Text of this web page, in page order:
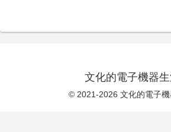
文化的電子機器
© 2021-2026 文化的電子機